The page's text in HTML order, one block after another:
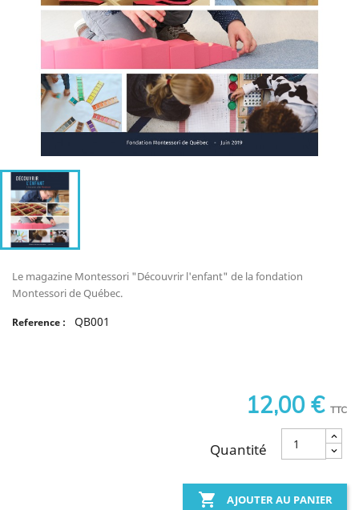
Le magazine Montessori "Découvrir l'enfant" de la fondation
Montessori de Québec.
Reference : QB001
12,00 € TTC
Quantité
 AJOUTER AU PANIER